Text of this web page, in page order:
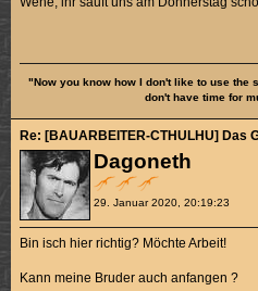
"Now you know how I don't like to use the
don't have time for
Dagoneth
29. Januar 2020, 20:19:23
Re: [BAUARBEITER-CTHULHU] Das
Bin isch hier richtig? Möchte Arbeit!
Kann meine Bruder auch anfangen ?